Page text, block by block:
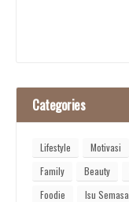
Categories
Lifestyle Motivasi
Family
Beauty
Foodie
Isu Semasa